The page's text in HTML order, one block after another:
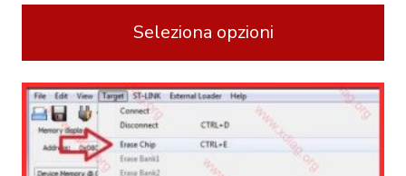
Seleziona opzioni
prodotto
ha
più